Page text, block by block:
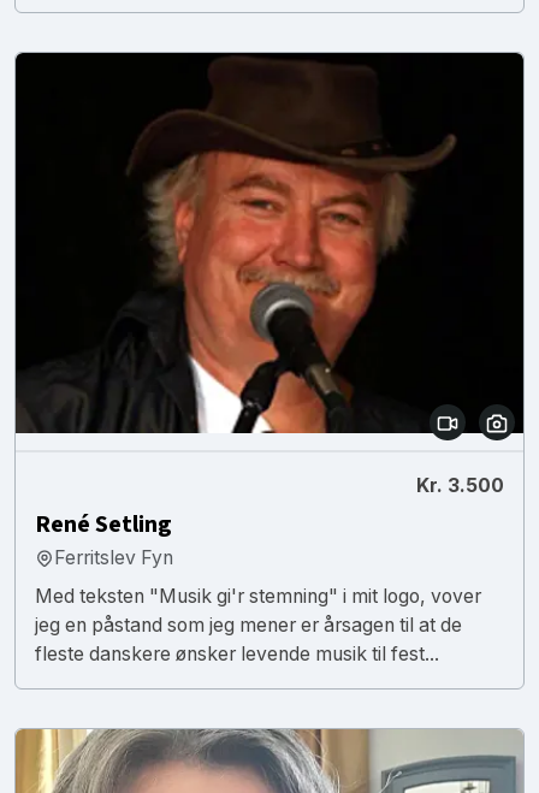
Kr. 3.500
René Setling
Ferritslev Fyn
Med teksten "Musik gi'r stemning" i mit logo, vover
jeg en påstand som jeg mener er årsagen til at de
fleste danskere ønsker levende musik til fest...